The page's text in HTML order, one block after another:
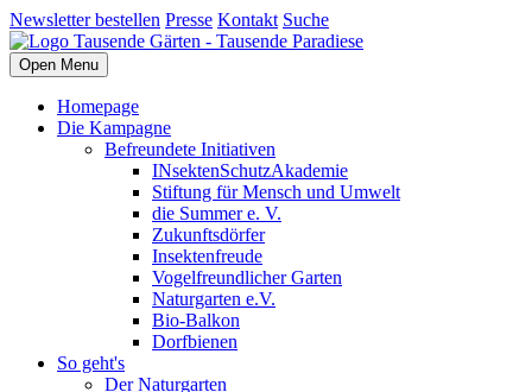
Newsletter bestellen Presse Kontakt Suche
Open Menu
Homepage
Die Kampagne
Befreundete Initiativen
INsektenSchutzAkademie
Stiftung für Mensch und Umwelt
die Summer e. V.
Zukunftsdörfer
Insektenfreude
Vogelfreundlicher Garten
Naturgarten e.V.
Bio-Balkon
Dorfbienen
So geht's
Der Naturgarten